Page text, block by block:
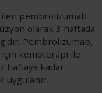
pembrolizumab
olarak 3 haftada
Pembrolizumab,
için kemoterapi ile
haftaya kadar
uygulanır.